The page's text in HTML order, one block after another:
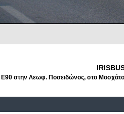
στην Λεωφ. Ποσειδώνος, στο